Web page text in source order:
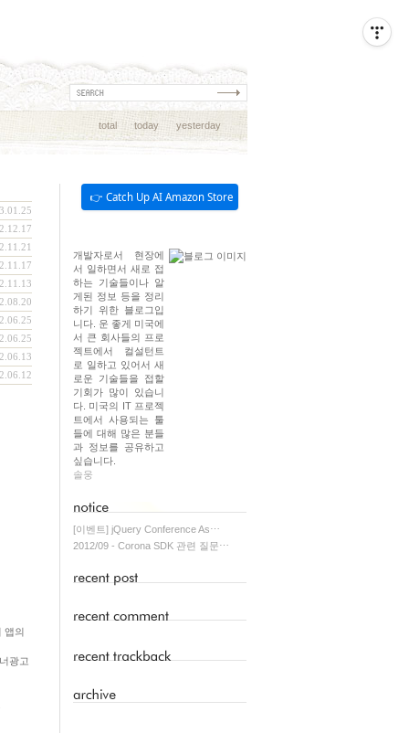
total today yesterday
👉 Catch Up AI Amazon Store
개발자로서 현장에
서 일하면서 새로 접
하는 기술들이나 알
게된 정보 등을 정리
하기 위한 블로그입
니다. 운 좋게 미국에
서 큰 회사들의 프로
젝트에서 컬설턴트
로 일하고 있어서 새
로운 기술들을 접할
기회가 많이 있습니
다. 미국의 IT 프로젝
트에서 사용되는 툴
들에 대해 많은 분들
과 정보를 공유하고
싶습니다.
솔웅
[이벤트] jQuery Conference As⋯
2012/09 - Corona SDK 관련 질문⋯
앱의
광고